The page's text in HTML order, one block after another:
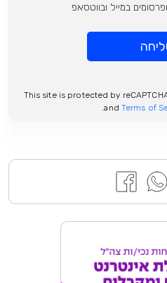
במייל ובווטסאפ
This site is protected by
and Terms of